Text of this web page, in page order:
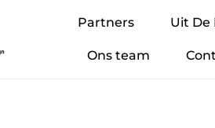
met Brandklasse B de
Partners Uit De
Ons team